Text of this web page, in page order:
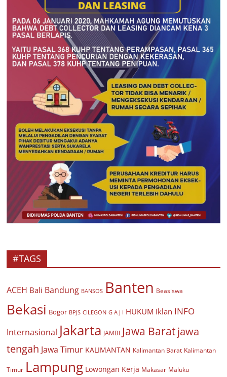
#TAGS
ACEH Bali Bandung BANSOS Banten Beasiswa
Bekasi Bogor BPJS CILEGON G A J I HUKUM Iklan INFO
Internasional Jakarta JAMBI Jawa Baratjawa
tengah Jawa Timur KALIMANTAN Kalimantan Barat Kalimantan
Timur Lampung Lowongan Kerja Makasar Maluku